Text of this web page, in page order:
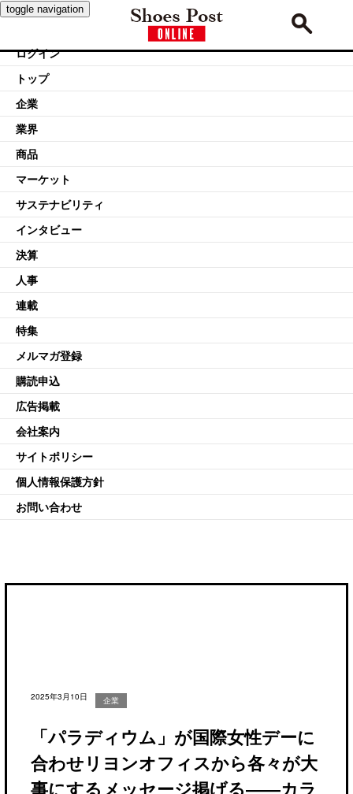
toggle navigation
ログイン
トップ
企業
業界
商品
マーケット
サステナビリティ
インタビュー
決算
人事
連載
特集
メルマガ登録
購読申込
広告掲載
会社案内
サイトポリシー
個人情報保護方針
お問い合わせ
2025年3月10日 企業
「パラディウム」が国際女性デーに
合わせリヨンオフィスから各々が大
事にするメッセージ掲げる――カラ